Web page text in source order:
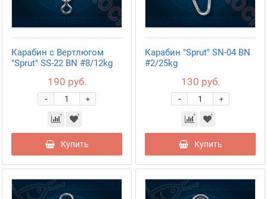
Карабин с Вертлюгом
"Sprut" SS-22 BN #8/12kg
190 руб.
+
-
Купить
Карабин "Sprut" SN-04 BN
#2/25kg
130 руб.
+
-
Купить